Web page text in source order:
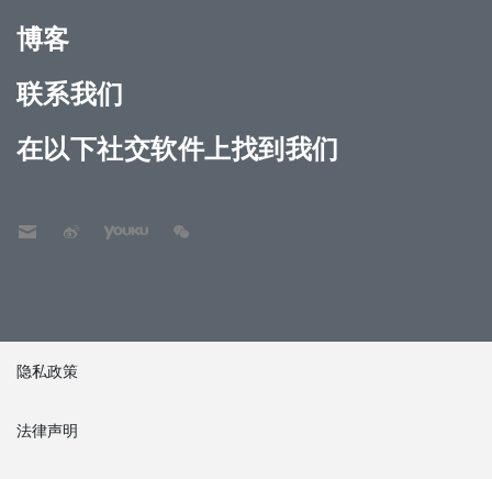
博客
联系我们
在以下社交软件上找到我们
隐私政策
法律声明